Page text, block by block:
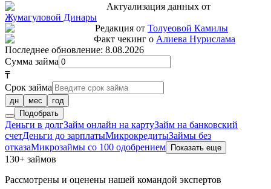
Актуализация данных от
Жумагуловой Динары
Редакция от Толуеовой Камилы
Факт чекинг о Алиева Нурислама
Последнее обновление: 8.08.2026
Сумма займа
₸
Срок займа
дн мес
год
Подобрать
Деньги в долгЗайм онлайн на картуЗайм на банковский
счетДеньги до зарплатыМикрокредитыЗаймы без
отказаМикрозаймы со 100 одобрением Показать еще
130+ займов
Рассмотрены и оценены нашей командой экспертов